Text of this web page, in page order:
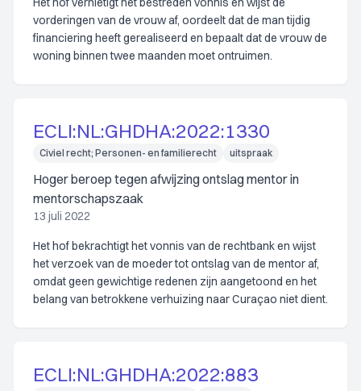
vorderingen van de vrouw af, oordeelt dat de man tijdig
financiering heeft gerealiseerd en bepaalt dat de vrouw de
woning binnen twee maanden moet ontruimen.
ECLI:NL:GHDHA:2022:1330
Civiel recht; Personen- en familierecht uitspraak
Hoger beroep tegen afwijzing ontslag mentor in
mentorschapszaak
13 juli 2022
Het hof bekrachtigt het vonnis van de rechtbank en wijst
het verzoek van de moeder tot ontslag van de mentor af,
omdat geen gewichtige redenen zijn aangetoond en het
belang van betrokkene verhuizing naar Curaçao niet dient.
ECLI:NL:GHDHA:2022:883